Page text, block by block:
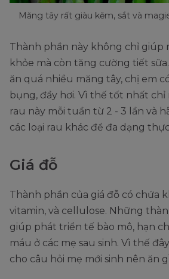
Măng tây rất giàu kẽm, sắt và
Thành phần này không chỉ giúp
khỏe mà còn tăng cường tiết
ăn quá nhiều măng tây, chị em
bụng, đầy hơi. Vì thế tốt nhất chỉ
rau này mỗi tuần từ 2 - 3 lần và
các loại rau khác để đa dạng
Giá đỗ
Thành phần của giá đỗ có chứa
vitamin, và cellulose. Những
giúp phát triển tế bào mô, hạn
máu ở các mẹ sau sinh. Vì thế
cho câu hỏi mẹ mới sinh nên ăn